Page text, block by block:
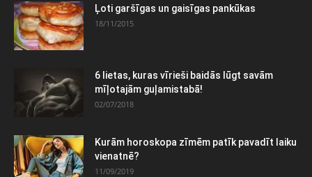
Ļoti garšīgas un gaisīgas pankūkas
18/11/2015
6 lietas, kuras vīrieši baidās lūgt savām
mīļotajām guļamistabā!
02/07/2018
Kurām horoskopa zīmēm patīk pavadīt laiku
vienatnē?
11/09/2019